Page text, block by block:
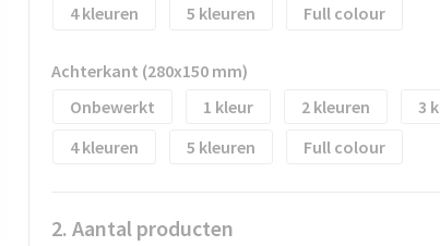
4
5 Full colour
Achterkant (280x150 mm)
Onbewerkt
1 2
3
4
5 Full colour
2. Aantal producten